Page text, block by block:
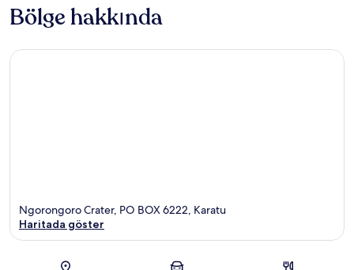
Bölge hakkında
Ngorongoro Crater, PO BOX 6222, Karatu
Haritada göster